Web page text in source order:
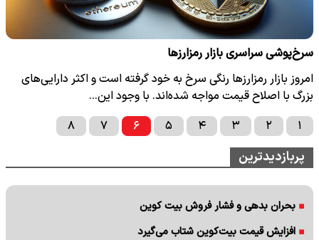
سرخ‌پوشی سراسری بازار رمز‌ارزها
امروز بازار رمزارزها رنگی سرخ به خود گرفته است و اکثر دارایی‌های
بزرگ با اصلاح قیمت مواجه شده‌اند. با وجود این…
۱
۲ ۳ ۴ ۵ ۶ ۷ ۸
پربازدیدترین
بحران بدهی و فشار فروش بیت کوین
افزایش قیمت بیت‌کوین شتاب می‌گیرد